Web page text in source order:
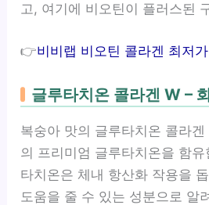
고, 여기에 비오틴이 플러스된
👉비비랩 비오틴 콜라겐 최저
글루타치온 콜라겐 W –
복숭아 맛의 글루타치온 콜라
의 프리미엄 글루타치온을 함
타치온은 체내 항산화 작용을
도움을 줄 수 있는 성분으로 알